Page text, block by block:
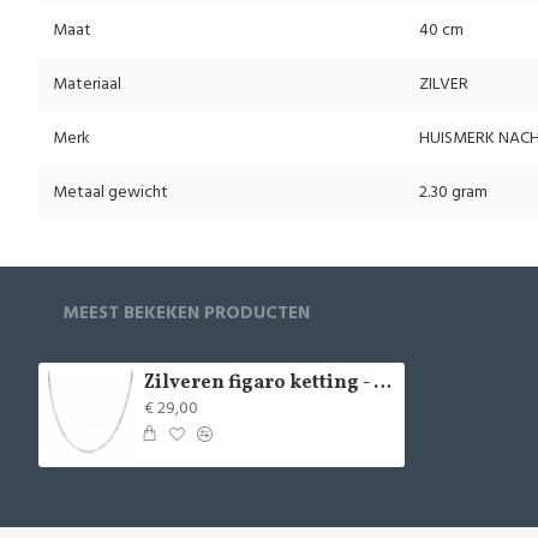
Maat 40 cm
Materiaal ZILVER
Merk HUISMERK
Metaal gewicht 2.30 gram
MEEST BEKEKEN PRODUCTEN
Zilveren figaro ketting - 39146
€ 29,00